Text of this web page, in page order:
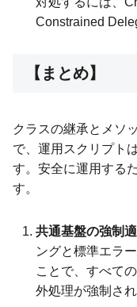
Constrained
【まとめ】
クラスの継承とメソ
で、運用スクリプト
す。安全に運用する
す。
共通基盤の強制
ングと標準エラ
ことで、すべて
外処理が強制され